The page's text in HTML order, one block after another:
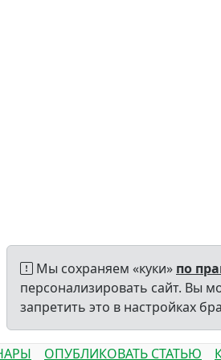
Мы сохраняем «куки» по
персонализировать сайт. Вы
запретить это в настройках
ОПУБЛИКОВАТЬ СТАТЬЮ